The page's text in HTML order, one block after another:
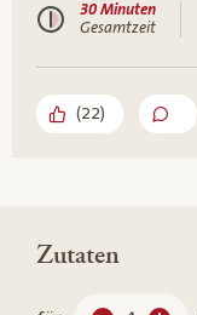
30 Minuten
Gesamtzeit
(22)
Zutaten